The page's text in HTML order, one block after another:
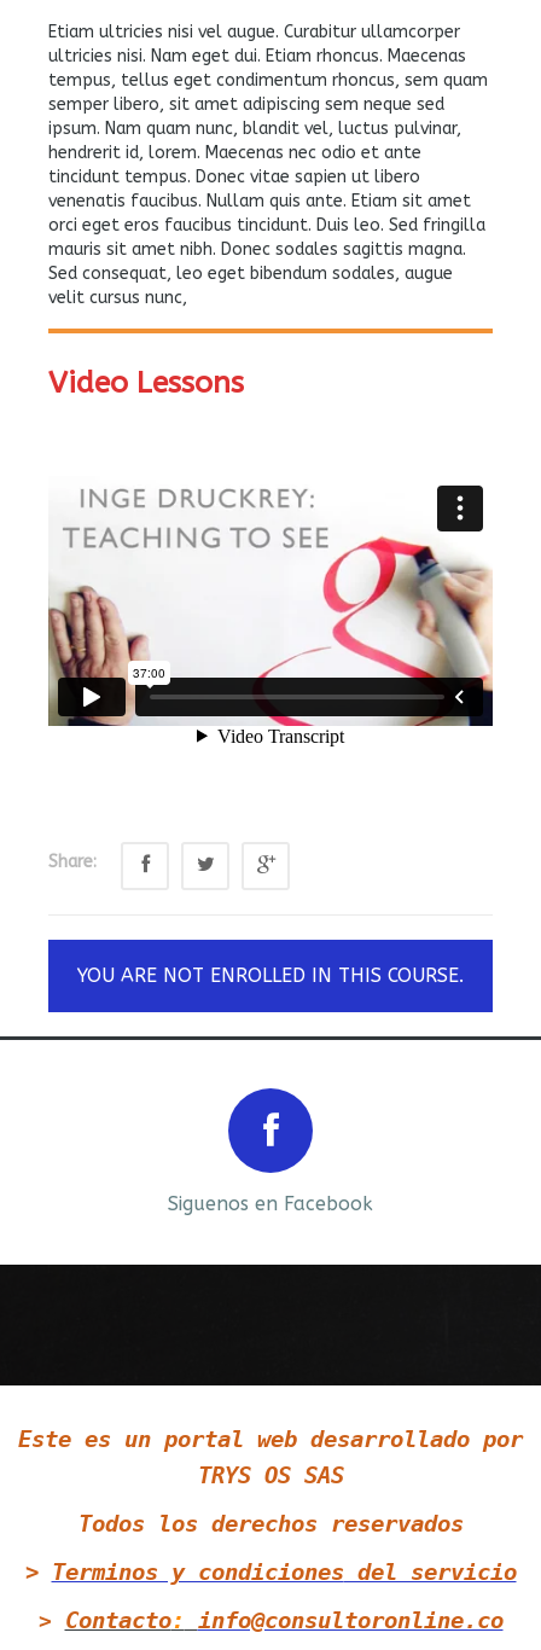
Etiam ultricies nisi vel augue. Curabitur ullamcorper
ultricies nisi. Nam eget dui. Etiam rhoncus. Maecenas
tempus, tellus eget condimentum rhoncus, sem quam
semper libero, sit amet adipiscing sem neque sed
ipsum. Nam quam nunc, blandit vel, luctus pulvinar,
hendrerit id, lorem. Maecenas nec odio et ante
tincidunt tempus. Donec vitae sapien ut libero
venenatis faucibus. Nullam quis ante. Etiam sit amet
orci eget eros faucibus tincidunt. Duis leo. Sed fringilla
mauris sit amet nibh. Donec sodales sagittis magna.
Sed consequat, leo eget bibendum sodales, augue
velit cursus nunc,
Video Lessons
Share:
YOU ARE NOT ENROLLED IN THIS COURSE.
Siguenos en Facebook
Este es un portal web desarrollado por
TRYS OS SAS
Todos los derechos reservados
> Terminos y condiciones del servicio
> Contacto: info@consultoronline.co